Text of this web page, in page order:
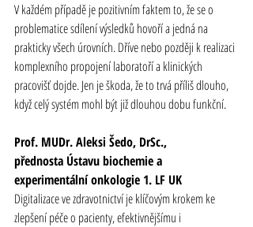
V každém případě je pozitivním faktem to, že se o
problematice sdílení výsledků hovoří a jedná na
prakticky všech úrovních. Dříve nebo později k realizaci
komplexního propojení laboratoří a klinických
pracovišť dojde. Jen je škoda, že to trvá příliš dlouho,
když celý systém mohl být již dlouhou dobu funkční.
Prof. MUDr. Aleksi Šedo, DrSc.,
přednosta Ústavu biochemie a
experimentální onkologie 1. LF UK
Digitalizace ve zdravotnictví je klíčovým krokem ke
zlepšení péče o pacienty, efektivnějšímu i